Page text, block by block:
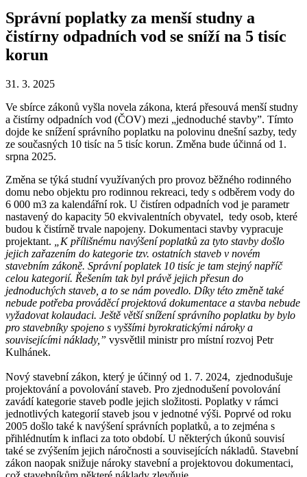
Správní poplatky za menší studny a
čistírny odpadních vod se sníží na 5 tisíc
korun
31. 3. 2025
Ve sbírce zákonů vyšla novela zákona, která přesouvá menší studny
a čistírny odpadních vod (ČOV) mezi „jednoduché stavby”. Tímto
dojde ke snížení správního poplatku na polovinu dnešní sazby, tedy
ze současných 10 tisíc na 5 tisíc korun. Změna bude účinná od 1.
srpna 2025.
Změna se týká studní využívaných pro provoz běžného rodinného
domu nebo objektu pro rodinnou rekreaci, tedy s odběrem vody do
6 000 m3 za kalendářní rok. U čistíren odpadních vod je parametr
nastavený do kapacity 50 ekvivalentních obyvatel, tedy osob, které
budou k čistírně trvale napojeny. Dokumentaci stavby vypracuje
projektant.
„K přílišnému navýšení poplatků za tyto stavby došlo
jejich zařazením do kategorie tzv. ostatních staveb v novém
stavebním zákoně. Správní poplatek 10 tisíc je tam stejný napříč
celou kategorií. Řešením tak byl právě jejich přesun do
jednoduchých staveb, a to se nám povedlo. Díky této změně také
nebude potřeba prováděcí projektová dokumentace a stavba nebude
vyžadovat kolaudaci. Ještě větší snížení správního poplatku by bylo
pro stavebníky spojeno s vyššími byrokratickými nároky a
souvisejícími náklady,” vysvětlil ministr pro místní rozvoj Petr
Kulhánek.
Nový stavební zákon, který je účinný od 1. 7. 2024, zjednodušuje
projektování a povolování staveb. Pro zjednodušení povolování
zavádí kategorie staveb podle jejich složitosti. Poplatky v rámci
jednotlivých kategorií staveb jsou v jednotné výši. Poprvé od roku
2005 došlo také k navýšení správních poplatků, a to zejména s
přihlédnutím k inflaci za toto období. U některých úkonů souvisí
také se zvýšením jejich náročnosti a souvisejících nákladů. Stavební
zákon naopak snižuje nároky stavební a projektovou dokumentaci,